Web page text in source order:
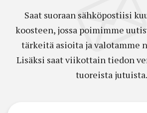
Saat suoraan sähköpostiisi
koosteen, jossa poimimme
tärkeitä asioita ja valotamme
Lisäksi saat viikottain tiedon
tuoreista jutuista.